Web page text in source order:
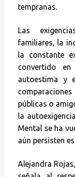
tempranas.
Las
familiares, la
la constante
convertido
autoestima y
públicas o
la
Mental se ha
aún persisten
Alejandra